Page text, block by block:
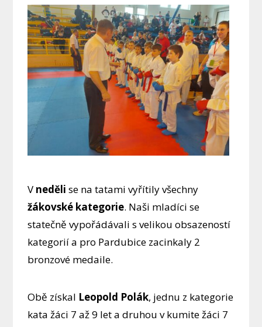
V nedělise na tatami vyřítily všechny
žákovské kategorie. Naši mladíci se
statečně vypořádávali s velikou obsazeností
kategorií a pro Pardubice zacinkaly 2
bronzové medaile.
Obě získal Leopold Polák, jednu z kategorie
kata žáci 7 až 9 let a druhou v kumite žáci 7